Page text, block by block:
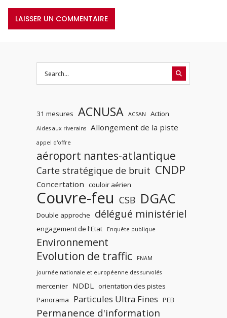
31 mesures ACNUSA ACSAN Action
Aides aux riverains Allongement de la piste
appel d'offre
aéroport nantes-atlantique
Carte stratégique de bruit CNDP
Concertation couloir aérien
Couvre-feu CSB DGAC
Double approche délégué ministériel
engagement de l'Etat Enquête publique
Environnement
Evolution de traffic
FNAM
journée nationale et européenne des survolés
mercenier NDDL orientation des pistes
Panorama
Particules Ultra Fines PEB
Permanence d'information